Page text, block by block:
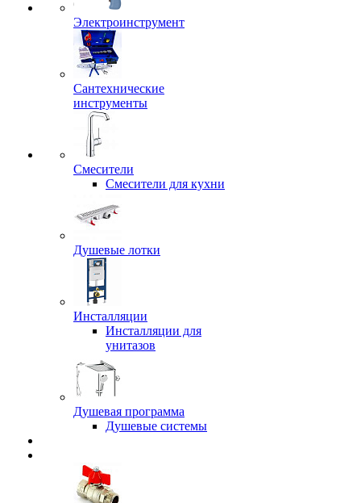
Электроинструмент
Сантехнические
инструменты
Смесители
Смесители для кухни
Душевые лотки
Инсталляции
Инсталляции для
унитазов
Душевая программа
Душевые системы